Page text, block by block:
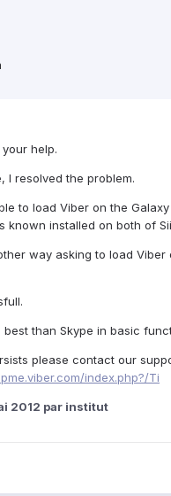
help.
I resolved the problem.
to load Viber on the
known installed on both of
way asking to load Viber
than Skype in basic
please contact our
index.php?/Ti
2012 par institut